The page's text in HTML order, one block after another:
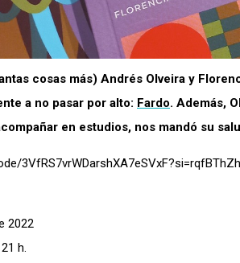
cosas más) Andrés Olveira y
a no pasar por alto: Fardo. Además,
en estudios, nos mandó su
2022
h.